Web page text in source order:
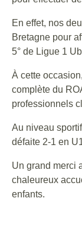
En effet, nos
Bretagne pour
5° de Ligue 1
À cette
complète du
professionnels
Au niveau
défaite 2-1 en
Un grand merci
chaleureux
enfants.